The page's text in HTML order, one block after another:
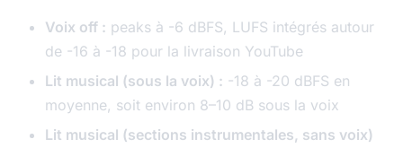
Voix off : peaks à -6 dBFS, LUFS intégrés autour
de -16 à -18 pour la livraison YouTube
Lit musical (sous la voix) : -18 à -20 dBFS en
moyenne, soit environ 8–10 dB sous la voix
Lit musical (sections instrumentales, sans voix)